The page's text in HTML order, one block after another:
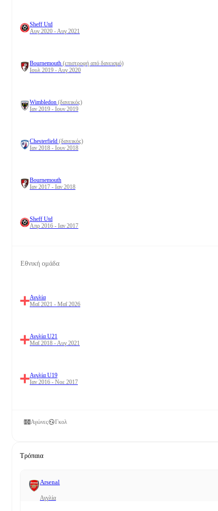
Sheff Utd
Αυγ 2020 - Αυγ 2021
Bournemouth (επιστροφή από δανεισμό)
Ιουλ 2019 - Αυγ 2020
Wimbledon (δανεικός)
Ιαν 2019 - Ιουν 2019
Chesterfield (δανεικός)
Ιαν 2018 - Ιουν 2018
Bournemouth
Ιαν 2017 - Ιαν 2018
Sheff Utd
Απρ 2016 - Ιαν 2017
Εθνική ομάδα
Αγγλία
Μαΐ 2021 - Μαΐ 2026
Αγγλία U21
Μαΐ 2018 - Αυγ 2021
Αγγλία U19
Ιαν 2016 - Νοε 2017
Αγώνες Γκολ
Τρόπαια
Arsenal
Αγγλία